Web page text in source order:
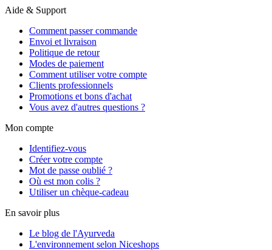
Aide & Support
Comment passer commande
Envoi et livraison
Politique de retour
Modes de paiement
Comment utiliser votre compte
Clients professionnels
Promotions et bons d'achat
Vous avez d'autres questions ?
Mon compte
Identifiez-vous
Créer votre compte
Mot de passe oublié ?
Où est mon colis ?
Utiliser un chèque-cadeau
En savoir plus
Le blog de l'Ayurveda
L'environnement selon Niceshops